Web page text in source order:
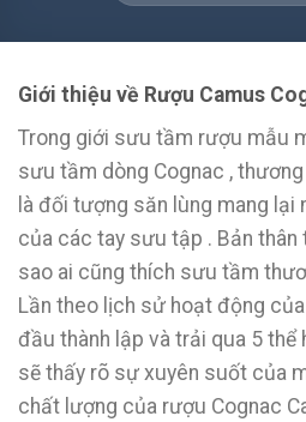
Giới thiệu về Rượu Camus
Trong giới sưu tầm rượu mẫu
sưu tầm dòng Cognac ,
là đối tượng săn lùng mang lại
của các tay sưu tập . Bản
sao ai cũng thích sưu tầm
Lần theo lịch sử hoạt động
đầu thành lập và trải qua 5 thể
sẽ thấy rõ sự xuyên suốt của
chất lượng của rượu Cognac